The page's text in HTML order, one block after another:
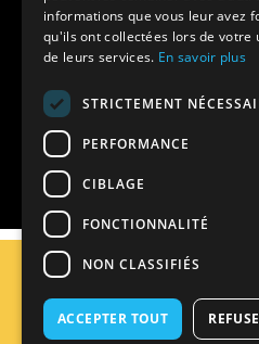
Modes de règlement
Chèque, Virement,
Bons CAF, Conseil
Carte bancaire, Prise en
règlement, Prélèvement,
Plan du
Espace
informations que vous leur avez
qu'ils ont collectées lors de votre
de leurs services. En savoir plus
STRICTEMENT
PERFORMANCE
CIBLAGE
FONCTIONNALITÉ
NON CLASSIFIÉS
ACCEPTER TOUT